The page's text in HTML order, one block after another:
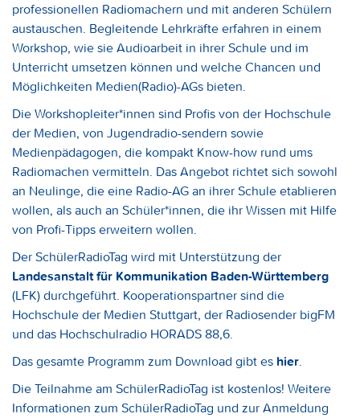
professionellen Radiomachern und mit anderen Schülern
austauschen. Begleitende Lehrkräfte erfahren in einem
Workshop, wie sie Audioarbeit in ihrer Schule und im
Unterricht umsetzen können und welche Chancen und
Möglichkeiten Medien(Radio)-AGs bieten.
Die Workshopleiter*innen sind Profis von der Hochschule
der Medien, von Jugendradio-sendern sowie
Medienpädagogen, die kompakt Know-how rund ums
Radiomachen vermitteln. Das Angebot richtet sich sowohl
an Neulinge, die eine Radio-AG an ihrer Schule etablieren
wollen, als auch an Schüler*innen, die ihr Wissen mit Hilfe
von Profi-Tipps erweitern wollen.
Der SchülerRadioTag wird mit Unterstützung der
Landesanstalt für Kommunikation Baden-Württemberg
(LFK) durchgeführt. Kooperationspartner sind die
Hochschule der Medien Stuttgart, der Radiosender bigFM
und das Hochschulradio HORADS 88,6.
Das gesamte Programm zum Download gibt es hier.
Die Teilnahme am SchülerRadioTag ist kostenlos! Weitere
Informationen zum SchülerRadioTag und zur Anmeldung